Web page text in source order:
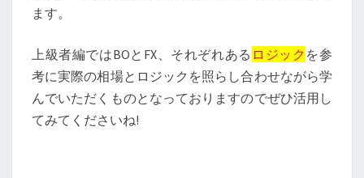
ます。
上級者編ではBOとFX、それぞれある ロジック を参
考に実際の相場とロジックを照らし合わせながら学
んでいただくものとなっておりますのでぜひ活用し
てみてくださいね!